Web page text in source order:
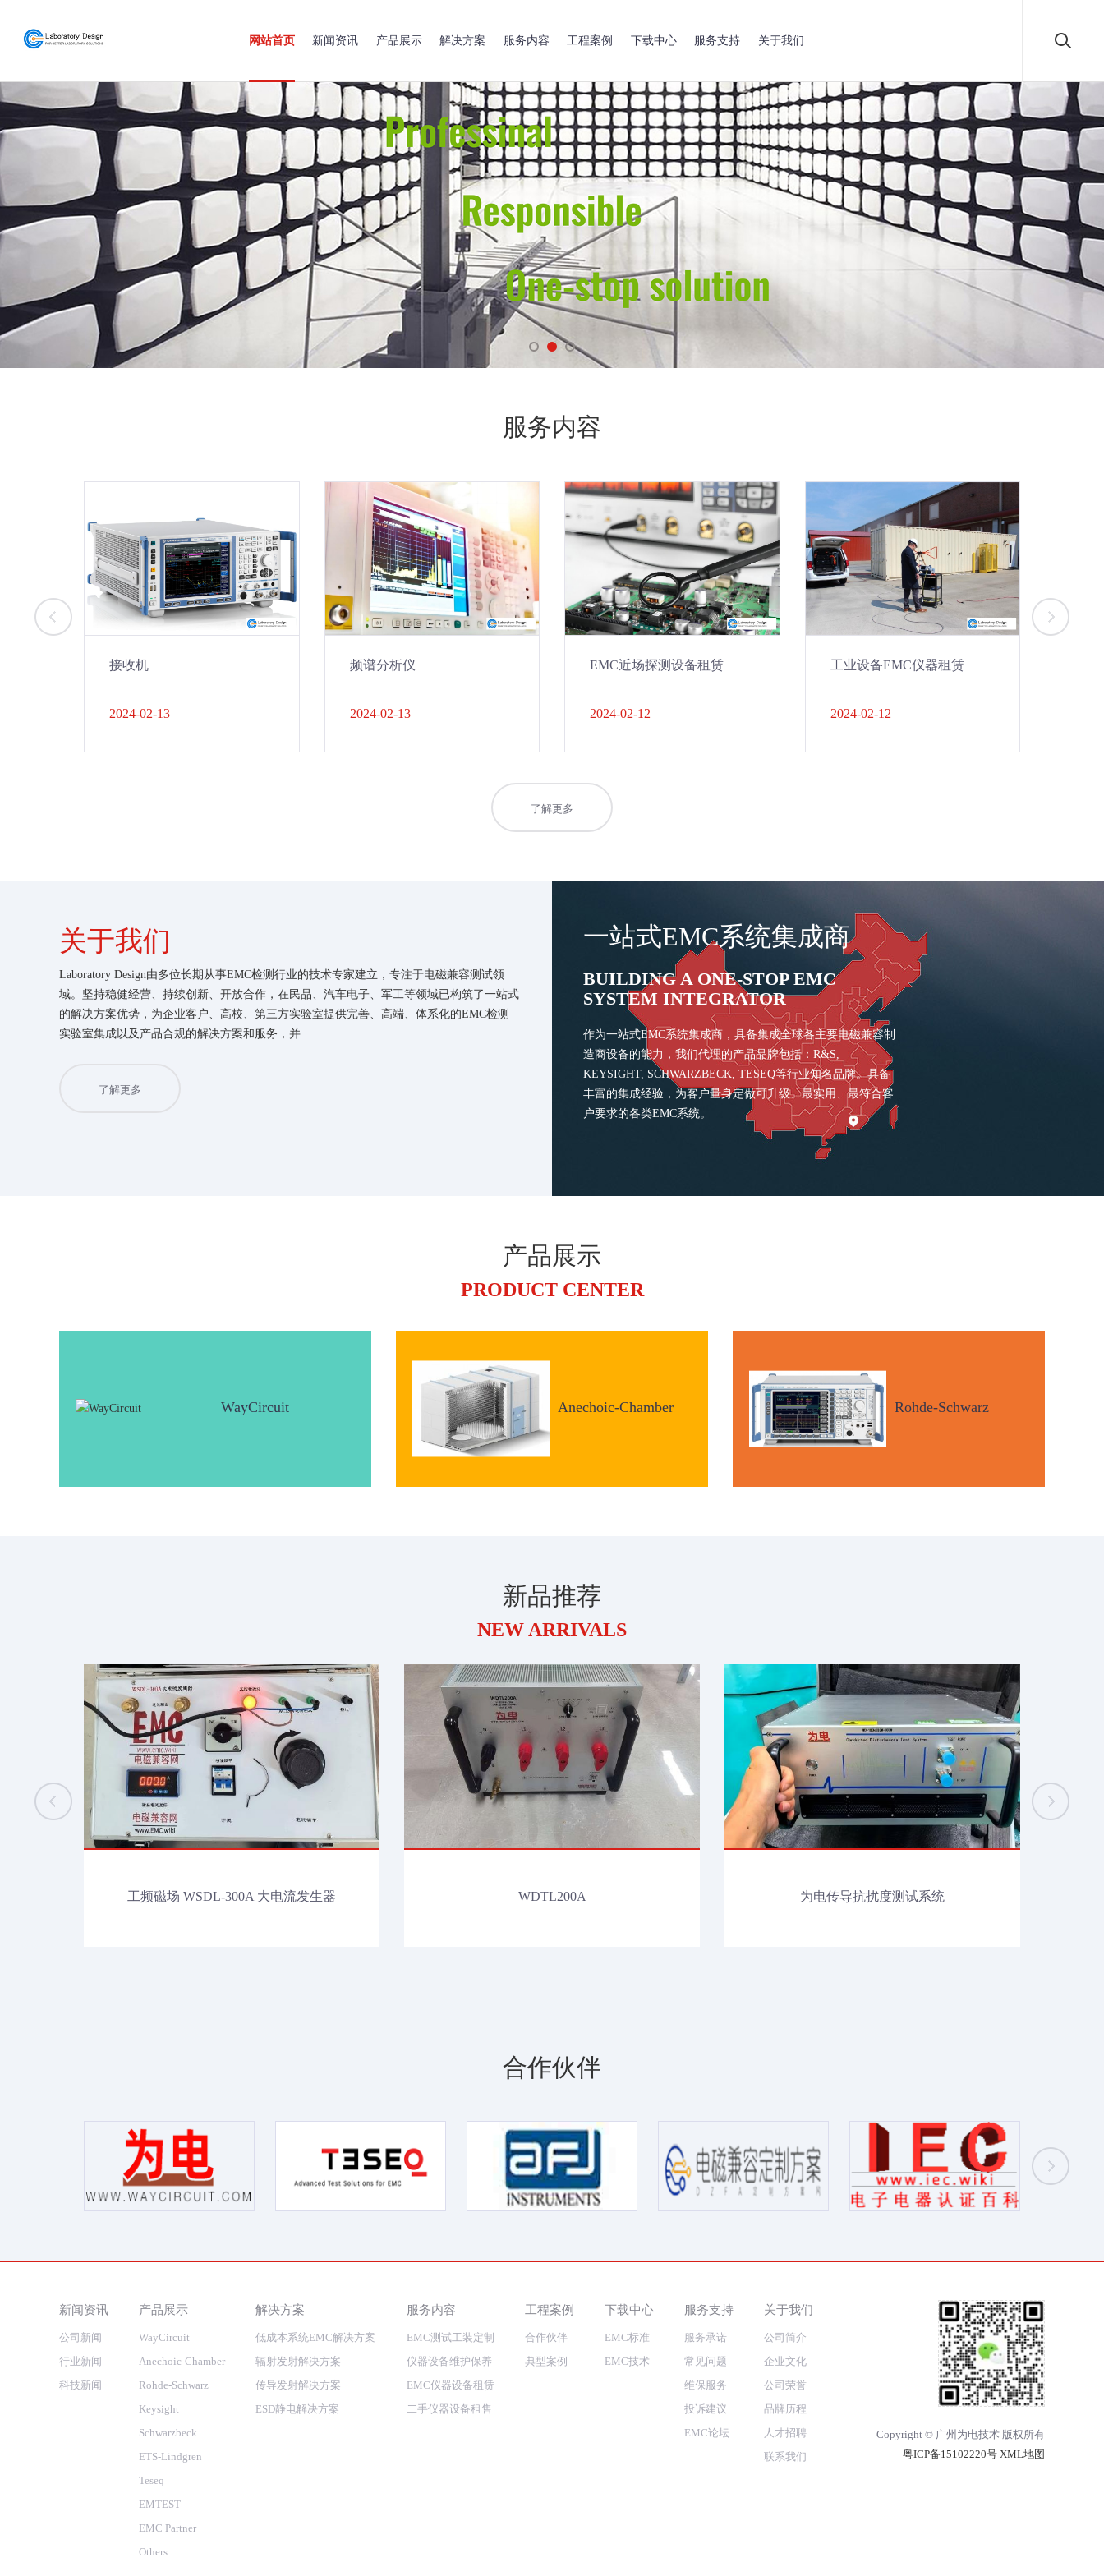
网站首页 新闻资讯 产品展示 解决方案 服务内容 工程案例 下载中心 服务支持 关于我们
服务内容
接收机
2024-02-13
频谱分析仪
2024-02-13
EMC近场探测设备租赁
2024-02-12
工业设备EMC仪器租赁
2024-02-12
了解更多
一站式EMC系统集成商
BUILDING A ONE-STOP EMC
SYSTEM INTEGRATOR
作为一站式EMC系统集成商，具备集成全球各主要电磁兼容制
造商设备的能力，我们代理的产品品牌包括：R&S,
KEYSIGHT, SCHWARZBECK, TESEQ等行业知名品牌。具备
丰富的集成经验，为客户量身定做可升级、最实用、最符合客
户要求的各类EMC系统。
关于我们
Laboratory Design由多位长期从事EMC检测行业的技术专家建立，专注于电磁兼容测试领
域。坚持稳健经营、持续创新、开放合作，在民品、汽车电子、军工等领域已构筑了一站式
的解决方案优势，为企业客户、高校、第三方实验室提供完善、高端、体系化的EMC检测
实验室集成以及产品合规的解决方案和服务，并...
了解更多
产品展示
PRODUCT CENTER
WayCircuit Anechoic-Chamber Rohde-Schwarz
新品推荐
NEW ARRIVALS
工频磁场 WSDL-300A 大电流发生器 WDTL200A 为电传导抗扰度测试系统
合作伙伴
新闻资讯
公司新闻
行业新闻
科技新闻
产品展示
WayCircuit
Anechoic-Chamber
Rohde-Schwarz
Keysight
Schwarzbeck
ETS-Lindgren
Teseq
EMTEST
EMC Partner
Others
解决方案
低成本系统EMC解决方案
辐射发射解决方案
传导发射解决方案
ESD静电解决方案
服务内容
EMC测试工装定制
仪器设备维护保养
EMC仪器设备租赁
二手仪器设备租售
工程案例
合作伙伴
典型案例
下载中心
EMC标准
EMC技术
服务支持
服务承诺
常见问题
维保服务
投诉建议
EMC论坛
关于我们
公司简介
企业文化
公司荣誉
品牌历程
人才招聘
联系我们
Copyright © 广州为电技术 版权所有
粤ICP备15102220号 XML地图